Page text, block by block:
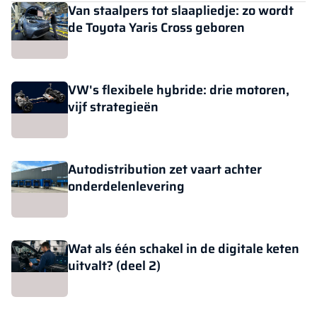
Van staalpers tot slaapliedje: zo wordt
de Toyota Yaris Cross geboren
VW's flexibele hybride: drie motoren,
vijf strategieën
Autodistribution zet vaart achter
onderdelenlevering
Wat als één schakel in de digitale keten
uitvalt? (deel 2)